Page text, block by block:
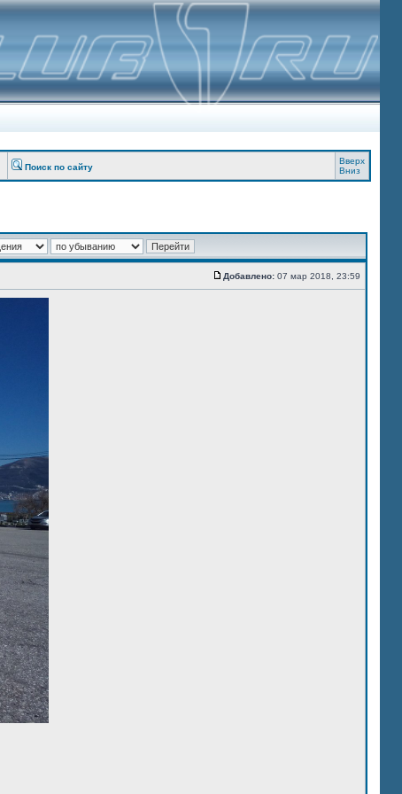
Поиск по сайту
Вверх
Вниз
Добавлено: 07 мар 2018, 23:59